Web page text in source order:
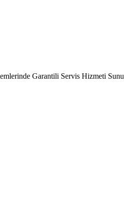
Garantili Servis Hizmeti